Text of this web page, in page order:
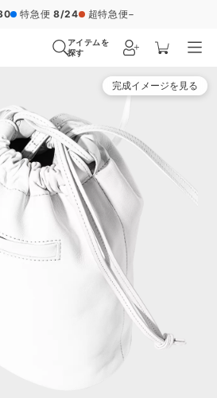
特急便 8/24 超特急便−
アイテムを
探す
完成イメージを見る